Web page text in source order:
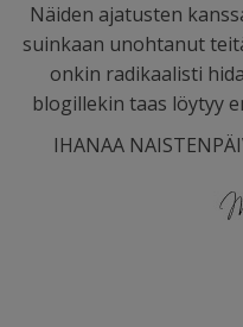
Näiden ajatusten
suinkaan unohtanut
onkin radikaalisti
blogillekin taas löytyy
IHANAA